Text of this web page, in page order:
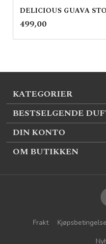
DELICIOUS GUAVA
Pris
499,00
KATEGORIER
BESTSELGENDE
DIN KONTO
OM BUTIKKEN
Frakt